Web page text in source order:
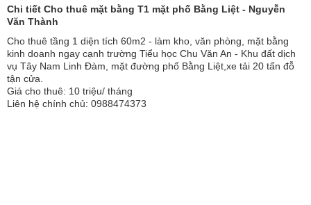
Chi tiết Cho thuê mặt bằng T1 mặt phố Bằng Liệt - Nguyễn
Văn Thành
Cho thuê tầng 1 diện tích 60m2 - làm kho, văn phòng, mặt bằng
kinh doanh ngay cạnh trường Tiểu học Chu Văn An - Khu đất dịch
vụ Tây Nam Linh Đàm, mặt đường phố Bằng Liệt,xe tải 20 tấn đỗ
tận cửa.
Giá cho thuê: 10 triệu/ tháng
Liên hệ chính chủ: 0988474373